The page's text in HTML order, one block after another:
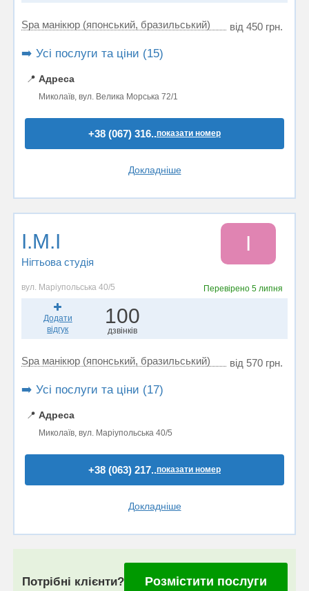
Spa манікюр (японський, бразильський) від 450 грн.
➡️ Усі послуги та ціни (15)
📍 Адреса
Миколаїв, вул. Велика Морська 72/1
+38 (067) 316..показати номер
Докладніше
I.M.I
Нігтьова студія
I
вул. Маріупольська 40/5 Перевірено5 липня
Додати
відгук
100
дзвінків
Spa манікюр (японський, бразильський) від 570 грн.
➡️ Усі послуги та ціни (17)
📍 Адреса
Миколаїв, вул. Маріупольська 40/5
+38 (063) 217..показати номер
Докладніше
Потрібні клієнти? Розмістити послуги